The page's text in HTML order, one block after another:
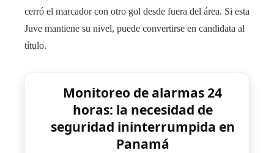
cerró el marcador con otro gol desde fuera del área. Si esta
Juve mantiene su nivel, puede convertirse en candidata al
título.
Monitoreo de alarmas 24
horas: la necesidad de
seguridad ininterrumpida en
Panamá